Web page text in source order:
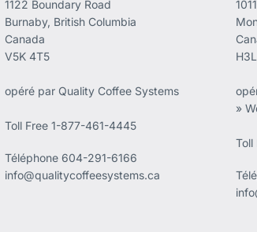
1122 Boundary Road
Burnaby, British Columbia
Canada
V5K 4T5
opéré par Quality Coffee Systems
Toll Free 1-877-461-4445
Téléphone604-291-6166
info@qualitycoffeesystems.ca
»
Toll